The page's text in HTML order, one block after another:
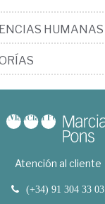
HUMANAS
Atención al cliente
(+34) 91 304 33 03